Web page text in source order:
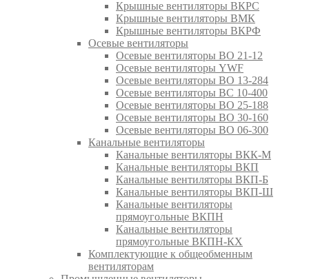
Крышные вентиляторы ВКРС
Крышные вентиляторы ВМК
Крышные вентиляторы ВКРФ
Осевые вентиляторы
Осевые вентиляторы ВО 21-12
Осевые вентиляторы YWF
Осевые вентиляторы ВО 13-284
Осевые вентиляторы ВС 10-400
Осевые вентиляторы ВО 25-188
Осевые вентиляторы ВО 30-160
Осевые вентиляторы ВО 06-300
Канальные вентиляторы
Канальные вентиляторы ВКК-М
Канальные вентиляторы ВКП
Канальные вентиляторы ВКП-Б
Канальные вентиляторы ВКП-Ш
Канальные вентиляторы
прямоугольные ВКПН
Канальные вентиляторы
прямоугольные ВКПН-КХ
Комплектующие к общеобменным
вентиляторам